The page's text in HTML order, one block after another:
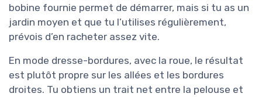
bobine fournie permet de démarrer, mais si tu as un
jardin moyen et que tu l’utilises régulièrement,
prévois d’en racheter assez vite.
En mode dresse-bordures, avec la roue, le résultat
est plutôt propre sur les allées et les bordures
droites. Tu obtiens un trait net entre la pelouse et